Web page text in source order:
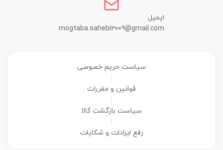
ایمیل
mogtaba.sahebi2009@gmail.com
سیاست حریم خصوصی
قوانین و مقررات
سیاست بازگشت کالا
رفع ایرادات و شکایات